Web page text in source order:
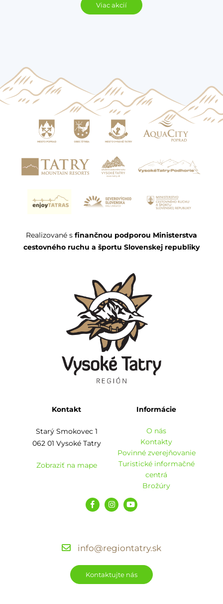
Viac akcií
Realizované s finančnou podporou Ministerstva
cestovného ruchu a športu Slovenskej republiky
Kontakt
Starý Smokovec 1
062 01 Vysoké Tatry
Zobraziť na mape
Informácie
O nás
Kontakty
Povinné zverejňovanie
Turistické informačné
centrá
Brožúry
info@regiontatry.sk
Kontaktujte nás